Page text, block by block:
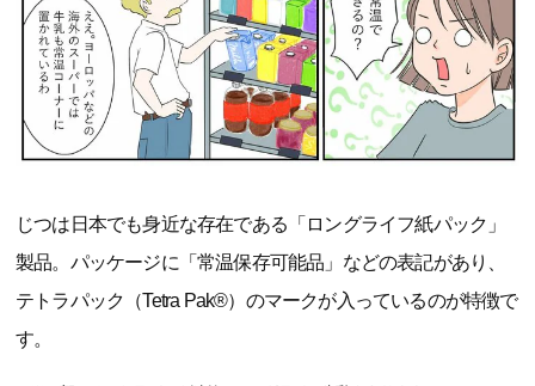
じつは日本でも身近な存在である「ロングライフ紙パック」
製品。パッケージに「常温保存可能品」などの表記があり、
テトラパック（Tetra Pak®）のマークが入っているのが特徴で
す。